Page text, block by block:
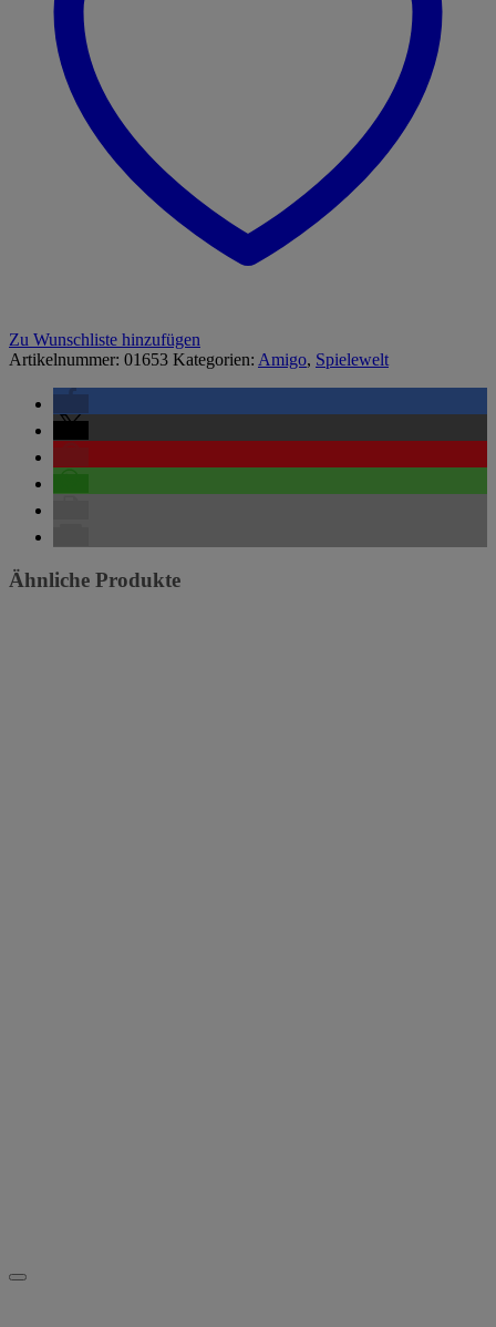
Zu Wunschliste hinzufügen
Artikelnummer: 01653 Kategorien: Amigo, Spielewelt
Ähnliche Produkte